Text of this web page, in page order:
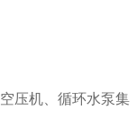
压机、循环水泵集